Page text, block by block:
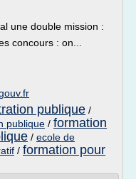
une double mission :
concours : on...
publique /
publique / formation
/ ecole de
/ formation pour